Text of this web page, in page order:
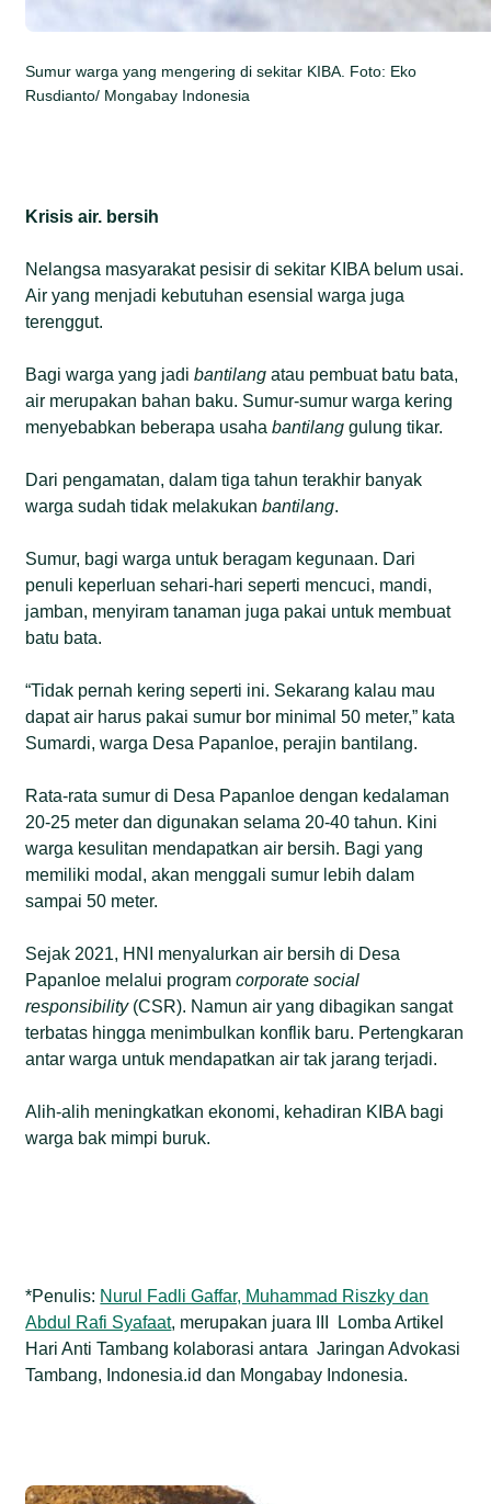
Sumur warga yang mengering di sekitar KIBA. Foto: Eko
Rusdianto/ Mongabay Indonesia
Krisis air. bersih
Nelangsa masyarakat pesisir di sekitar KIBA belum usai.
Air yang menjadi kebutuhan esensial warga juga
terenggut.
Bagi warga yang jadibantilang atau pembuat batu bata,
air merupakan bahan baku. Sumur-sumur warga kering
menyebabkan beberapa usahabantilang gulung tikar.
Dari pengamatan, dalam tiga tahun terakhir banyak
warga sudah tidak melakukanbantilang.
Sumur, bagi warga untuk beragam kegunaan. Dari
penuli keperluan sehari-hari seperti mencuci, mandi,
jamban, menyiram tanaman juga pakai untuk membuat
batu bata.
“Tidak pernah kering seperti ini. Sekarang kalau mau
dapat air harus pakai sumur bor minimal 50 meter,” kata
Sumardi, warga Desa Papanloe, perajin bantilang.
Rata-rata sumur di Desa Papanloe dengan kedalaman
20-25 meter dan digunakan selama 20-40 tahun. Kini
warga kesulitan mendapatkan air bersih. Bagi yang
memiliki modal, akan menggali sumur lebih dalam
sampai 50 meter.
Sejak 2021, HNI menyalurkan air bersih di Desa
Papanloe melalui programcorporatesocial
responsibility(CSR). Namun air yang dibagikan sangat
terbatas hingga menimbulkan konflik baru. Pertengkaran
antar warga untuk mendapatkan air tak jarang terjadi.
Alih-alih meningkatkan ekonomi, kehadiran KIBA bagi
warga bak mimpi buruk.
*Penulis: Nurul Fadli Gaffar, Muhammad Riszky dan
Abdul Rafi Syafaat, merupakan juara III Lomba Artikel
Hari Anti Tambang kolaborasi antara Jaringan Advokasi
Tambang, Indonesia.id dan Mongabay Indonesia.